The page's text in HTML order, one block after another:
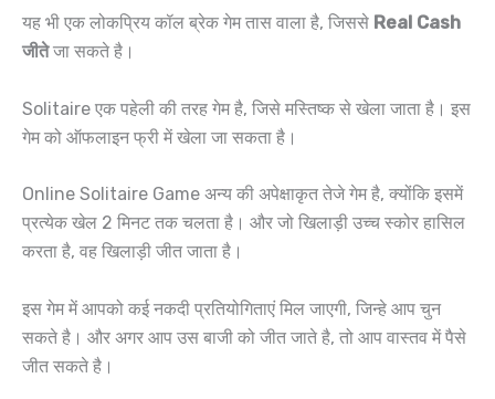
यह भी एक लोकप्रिय कॉल ब्रेक गेम तास वाला है, जिससे Real Cash
जीतेजा सकते है।
Solitaire एक पहेली की तरह गेम है, जिसे मस्तिष्क से खेला जाता है। इस
गेम को ऑफलाइन फ्री में खेला जा सकता है।
Online Solitaire Game अन्य की अपेक्षाकृत तेजे गेम है, क्योंकि इसमें
प्रत्येक खेल 2 मिनट तक चलता है। और जो खिलाड़ी उच्च स्कोर हासिल
करता है, वह खिलाड़ी जीत जाता है।
इस गेम में आपको कई नकदी प्रतियोगिताएं मिल जाएगी, जिन्हे आप चुन
सकते है। और अगर आप उस बाजी को जीत जाते है, तो आप वास्तव में पैसे
जीत सकते है।